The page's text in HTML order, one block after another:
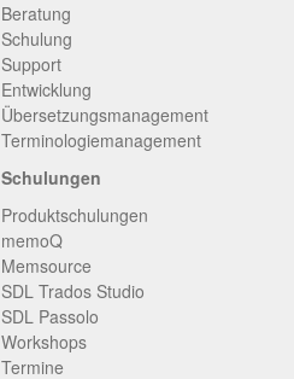
Beratung
Schulung
Support
Entwicklung
Übersetzungsmanagement
Terminologiemanagement
Schulungen
Produktschulungen
memoQ
Memsource
SDL Trados Studio
SDL Passolo
Workshops
Termine